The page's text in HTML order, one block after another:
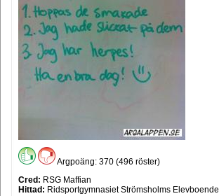
Argpoäng: 370 (496 röster)
Cred: RSG Maffian
Hittad: Ridsportgymnasiet Strömsholms Elevboende